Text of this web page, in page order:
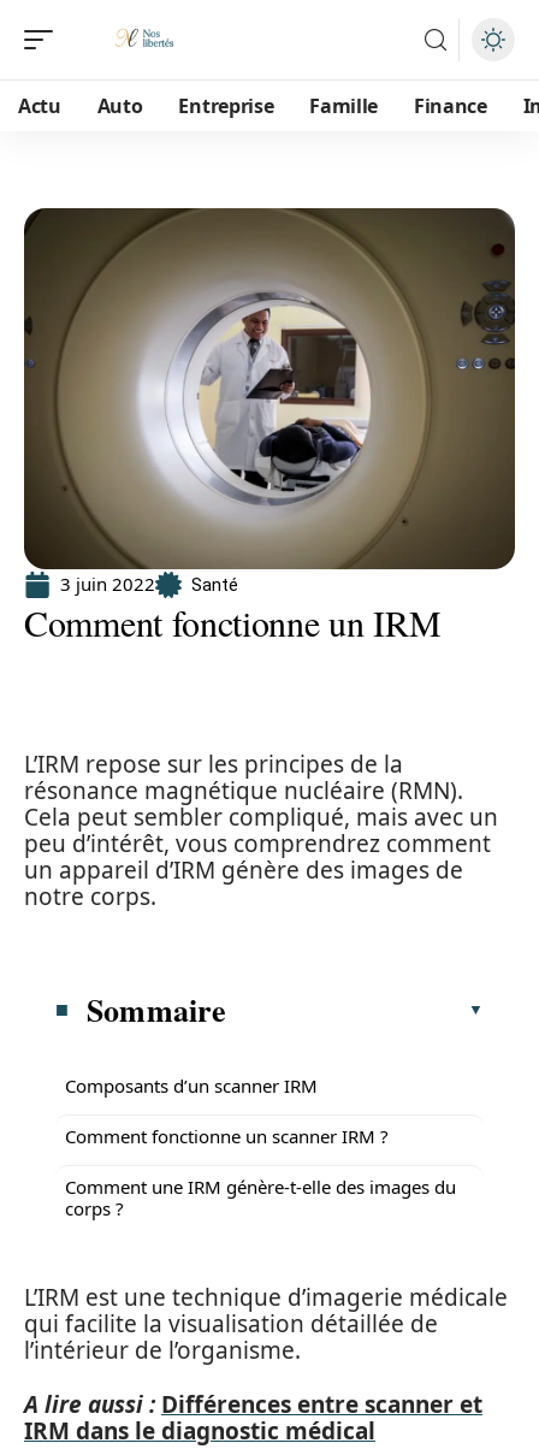
Actu Auto Entreprise Famille Finance
3 juin 2022 Santé
Comment fonctionne un IRM
L’IRM repose sur les principes de la
résonance magnétique nucléaire (RMN).
Cela peut sembler compliqué, mais avec un
peu d’intérêt, vous comprendrez comment
un appareil d’IRM génère des images de
notre corps.
Sommaire
Composants d’un scanner IRM
Comment fonctionne un scanner IRM ?
Comment une IRM génère-t-elle des images du
corps ?
L’IRM est une technique d’imagerie médicale
qui facilite la visualisation détaillée de
l’intérieur de l’organisme.
A lire aussi : Différences entre scanner et
IRM dans le diagnostic médical